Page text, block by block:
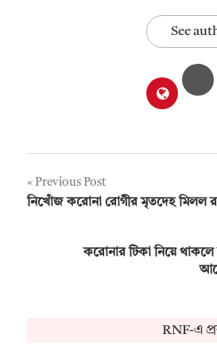
See
Post
Previous Post
নিখোঁজ করোনা রোগীর মৃতদেহ মিলল
করোনার টিকা নিয়ে
RNF-এ